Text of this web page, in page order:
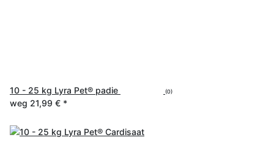
10 - 25 kg Lyra Pet® padie (0)
weg 21,99 € *